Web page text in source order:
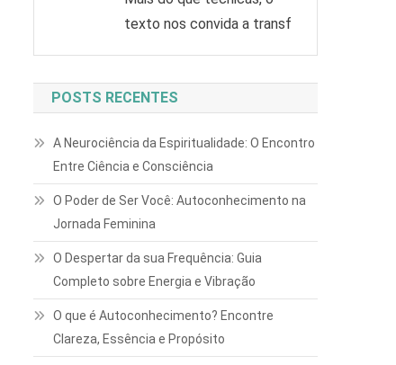
texto nos convida a transf
POSTS RECENTES
A Neurociência da Espiritualidade: O Encontro
Entre Ciência e Consciência
O Poder de Ser Você: Autoconhecimento na
Jornada Feminina
O Despertar da sua Frequência: Guia
Completo sobre Energia e Vibração
O que é Autoconhecimento? Encontre
Clareza, Essência e Propósito